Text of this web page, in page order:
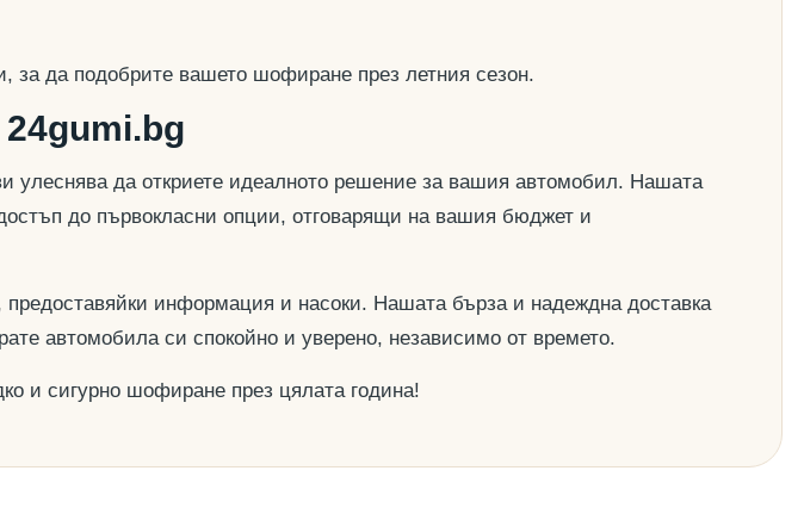
за да подобрите вашето шофиране през летния сезон.
улеснява да откриете идеалното решение за вашия автомобил. Нашата
до първокласни опции, отговарящи на вашия бюджет и
информация и насоки. Нашата бърза и надеждна доставка
автомобила си спокойно и уверено, независимо от времето.
и сигурно шофиране през цялата година!